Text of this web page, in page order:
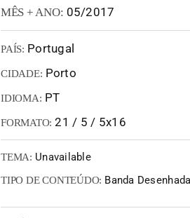
MÊS + ANO: 05/2017
PAÍS: Portugal
CIDADE: Porto
IDIOMA: PT
FORMATO: 21 / 5 / 5x16
TEMA: Unavailable
TIPO DE CONTEÚDO: Banda Desenhada